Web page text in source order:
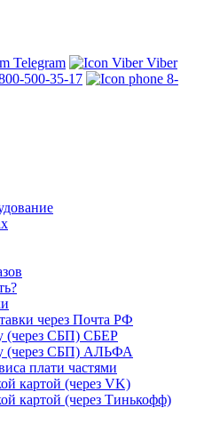
Telegram
Viber
500-35-17
8-
через Почта РФ
(через СБП) СБЕР
(через СБП) АЛЬФА
плати частями
картой (через VK)
картой (через Тинькофф)